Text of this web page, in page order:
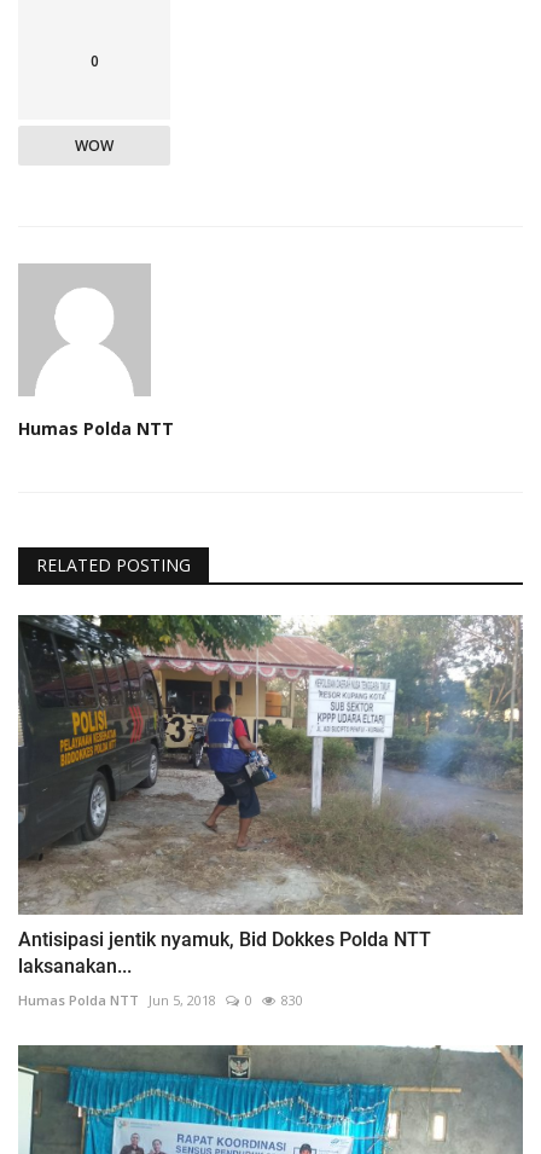
0
WOW
Humas Polda NTT
RELATED POSTING
Antisipasi jentik nyamuk, Bid Dokkes Polda NTT
laksanakan...
Humas Polda NTT Jun 5, 2018 0 830